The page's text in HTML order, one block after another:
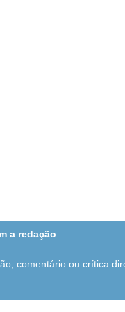
a redação
comentário ou crítica